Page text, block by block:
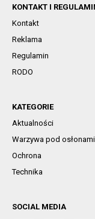
KONTAKT I
Kontakt
Reklama
Regulamin
RODO
KATEGORIE
Aktualności
Warzywa pod osłonami
Ochrona
Technika
SOCIAL MEDIA